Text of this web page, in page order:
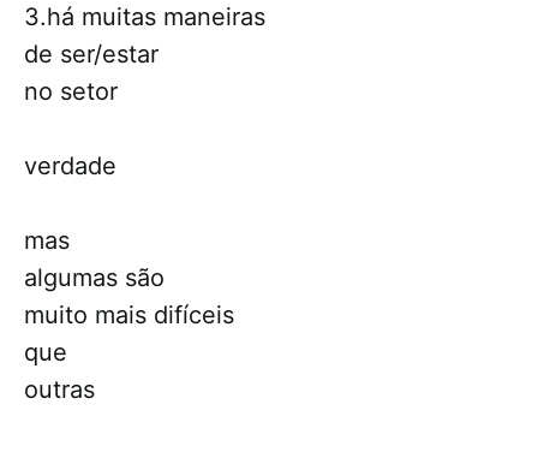
3.há muitas maneiras
de ser/estar
no setor
verdade
mas
algumas são
muito mais difíceis
que
outras